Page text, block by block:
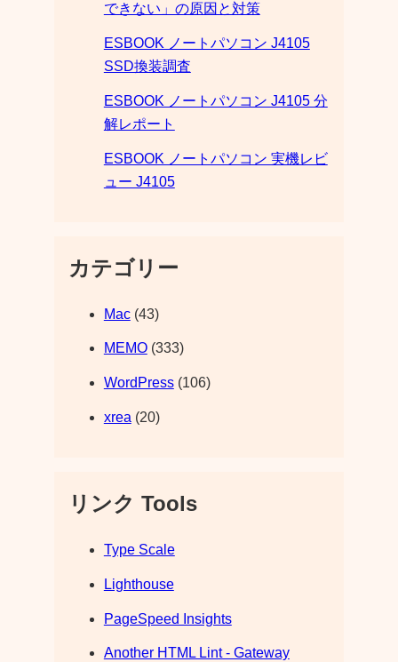
できない」の原因と対策
ESBOOK ノートパソコン J4105
SSD換装調査
ESBOOK ノートパソコン J4105 分
解レポート
ESBOOK ノートパソコン 実機レビ
ュー J4105
カテゴリー
Mac(43)
MEMO(333)
WordPress(106)
xrea (20)
リンク Tools
Type Scale
Lighthouse
PageSpeed Insights
Another HTML Lint - Gateway